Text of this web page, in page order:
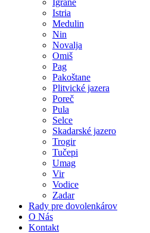
Igrane
Istria
Medulin
Nin
Novalja
Omiš
Pag
Pakoštane
Plitvické jazera
Poreč
Pula
Selce
Skadarské jazero
Trogir
Tučepi
Umag
Vir
Vodice
Zadar
Rady pre dovolenkárov
O Nás
Kontakt